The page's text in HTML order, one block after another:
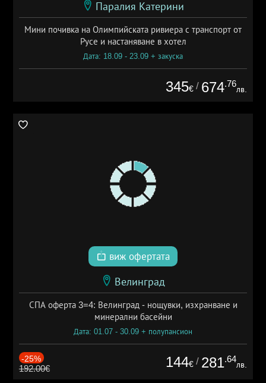
Паралия Катерини
Мини почивка на Олимпийската ривиера с транспорт от
Русе и настаняване в хотел
Дата: 18.09 - 23.09 + закуска
345€ / 674.76
лв.
виж офертата
Велинград
СПА оферта 3=4: Велинград - нощувки, изхранване и
минерални басейни
Дата: 01.07 - 30.09 + полупансион
-25%
192.00€ 144€ / 281.64
лв.